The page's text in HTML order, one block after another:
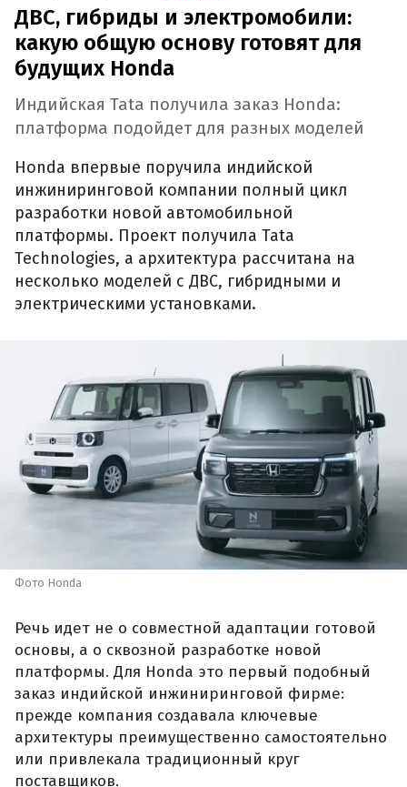
ДВС, гибриды и электромобили:
какую общую основу готовят для
будущих Honda
Индийская Tata получила заказ Honda:
платформа подойдет для разных моделей
Honda впервые поручила индийской
инжиниринговой компании полный цикл
разработки новой автомобильной
платформы. Проект получила Tata
Technologies, а архитектура рассчитана на
несколько моделей с ДВС, гибридными и
электрическими установками.
Фото Honda
Речь идет не о совместной адаптации готовой
основы, а о сквозной разработке новой
платформы. Для Honda это первый подобный
заказ индийской инжиниринговой фирме:
прежде компания создавала ключевые
архитектуры преимущественно самостоятельно
или привлекала традиционный круг
поставщиков.